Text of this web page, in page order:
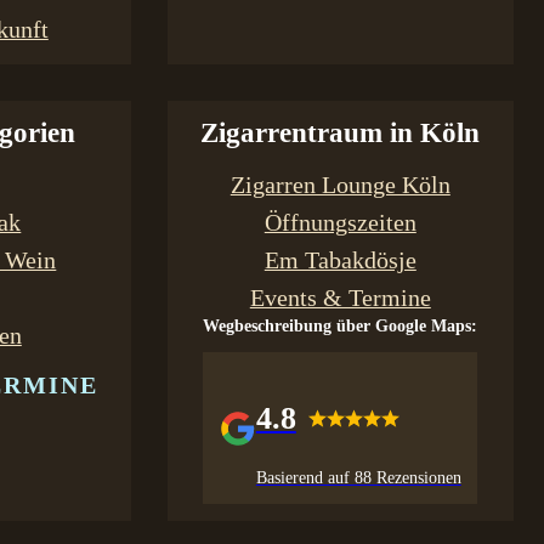
Zigarrentraum in Köln
Zigarren Lounge Köln
Öffnungszeiten
Em Tabakdösje
Events & Termine
Wegbeschreibung über Google Maps:
4.8
Basierend auf 88 Rezensionen